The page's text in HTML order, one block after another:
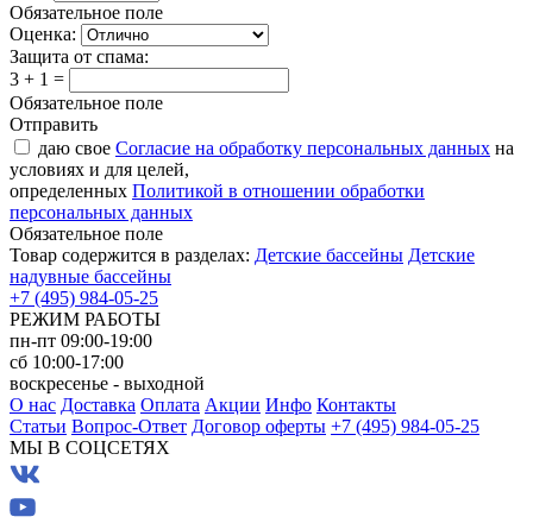
Обязательное поле
Оценка:
Защита от спама:
3 + 1 =
Обязательное поле
Отправить
даю свое Согласие на обработку персональных данных на
условиях и для целей,
определенных Политикой в отношении обработки
персональных данных
Обязательное поле
Товар содержится в разделах: Детские бассейны Детские
надувные бассейны
+7 (495) 984-05-25
РЕЖИМ РАБОТЫ
пн-пт 09:00-19:00
сб 10:00-17:00
воскресенье - выходной
О нас Доставка Оплата Акции Инфо Контакты
Статьи Вопрос-Ответ Договор оферты +7 (495) 984-05-25
МЫ В СОЦСЕТЯХ